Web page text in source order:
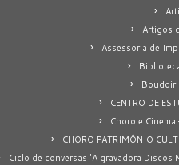
Artigos
Assessoria de
Boudoir
CENTRO DE
Choro e
CHORO PATRIMÔNIO
Ciclo de conversas 'A gravadora Discos